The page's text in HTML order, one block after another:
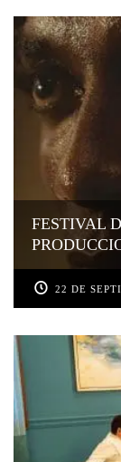
FESTIVAL
22 DE